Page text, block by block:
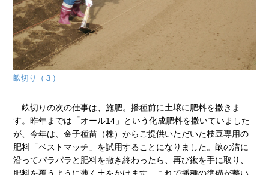
畝切り（３）
畝切りの次の仕事は、施肥。播種前に土壌に肥料を撒きま
す。昨年までは「オール14」という化成肥料を撒いていました
が、今年は、金子種苗（株）からご提供いただいた枝豆専用の
肥料「ベストマッチ」を試用することになりました。畝の溝に
沿ってパラパラと肥料を撒き終わったら、再び鍬を手に取り、